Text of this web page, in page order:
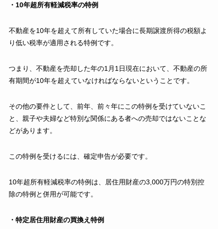
・10年超所有軽減税率の特例
不動産を10年を超えて所有していた場合に長期譲渡所得の税額よ
り低い税率が適用される特例です。
つまり、不動産を売却した年の1月1日現在において、不動産の所
有期間が10年を超えていなければならないということです。
その他の要件として、前年、前々年にこの特例を受けていないこ
と、親子や夫婦など特別な関係にある者への売却ではないことな
どがあります。
この特例を受けるには、確定申告が必要です。
10年超所有軽減税率の特例は、居住用財産の3,000万円の特別控
除の特例と併用が可能です。
・特定居住用財産の買換え特例